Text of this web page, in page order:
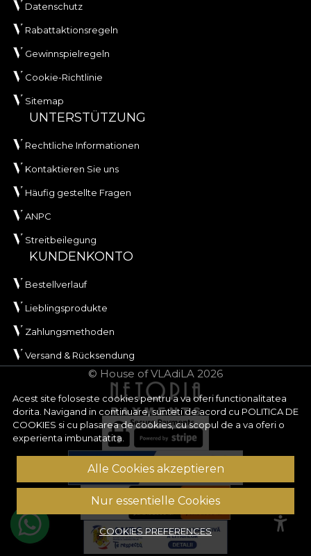
Acest site foloseste cookies pentru a va oferi functionalitatea
dorita. Navigand in continuare, sunteti de acord cu POLITICA DE
COOKIES si cu plasarea de cookies, cu scopul de a va oferi o
experienta imbunatatita.
Alle Cookies akzeptieren
Nur essentielle Cookies
COOKIES PREFERENCES
Datenschutz
Rabattaktionsregeln
Gewinnspielregeln
Cookie-Richtlinie
Sitemap
UNTERSTÜTZUNG
Rechtliche Informationen
Kontaktieren Sie uns
Häufig gestellte Fragen
ANPC
Streitbeilegung
KUNDENKONTO
Bestellverlauf
Lieblingsprodukte
Zahlungsmethoden
Versand & Rücksendung
© House of VLAdiLA 2026